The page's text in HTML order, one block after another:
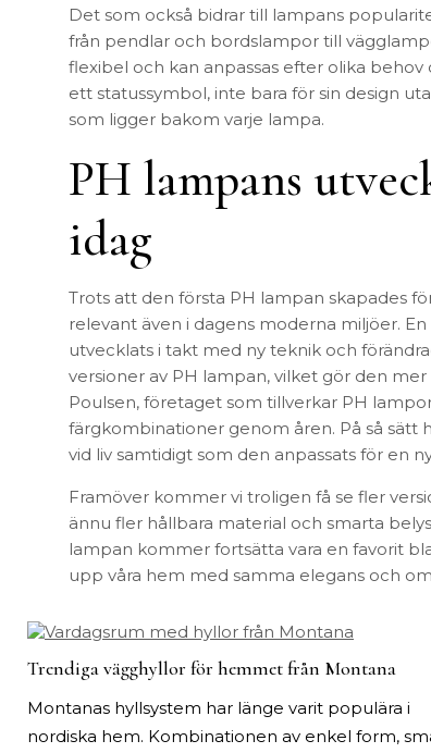
Det som också bidrar till lampans
från pendlar och bordslampor till
flexibel och kan anpassas efter olika
ett statussymbol, inte bara för sin design
som ligger bakom varje lampa.
PH lampans
idag
Trots att den första PH lampan skapades
relevant även i dagens moderna miljöer.
utvecklats i takt med ny teknik och
versioner av PH lampan, vilket gör den
Poulsen, företaget som tillverkar PH
färgkombinationer genom åren. På så sätt
vid liv samtidigt som den anpassats för en
Framöver kommer vi troligen få se fler
ännu fler hållbara material och smarta
lampan kommer fortsätta vara en favorit
upp våra hem med samma elegans och
Trendiga vägghyllor för hemmet från Montana
Montanas hyllsystem har länge varit populära i
nordiska hem. Kombinationen av enkel form,